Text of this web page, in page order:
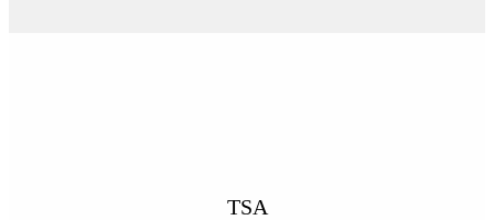
TSA